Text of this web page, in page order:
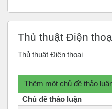
Thủ thuật Điện
Thủ thuật Điện thoại
Thêm một chủ đề thảo
Chủ đề thảo luận